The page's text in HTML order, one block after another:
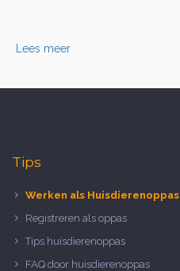
Lees meer
Tips
Werken als Huisdierenoppas
Registreren als oppas
Tips huisdierenoppas
FAQ door huisdierenoppas